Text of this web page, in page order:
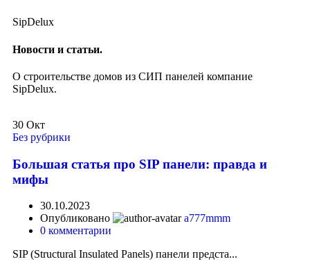
SipDelux
Новости и статьи.
О строительстве домов из СИП панелей компание
SipDelux.
30 Окт
Без рубрики
Большая статья про SIP панели: правда и
мифы
30.10.2023
Опубликовано
a777mmm
0 комментарии
SIP (Structural Insulated Panels) панели предста...